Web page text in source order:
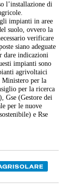
l’installazione di
impianti in aree
suolo, ovvero la
verificare
siano adeguate
dare indicazioni
impianti sono
agrivoltaici
Ministero per la
per la ricerca
Gse (Gestore dei
per le nuove
e Rse